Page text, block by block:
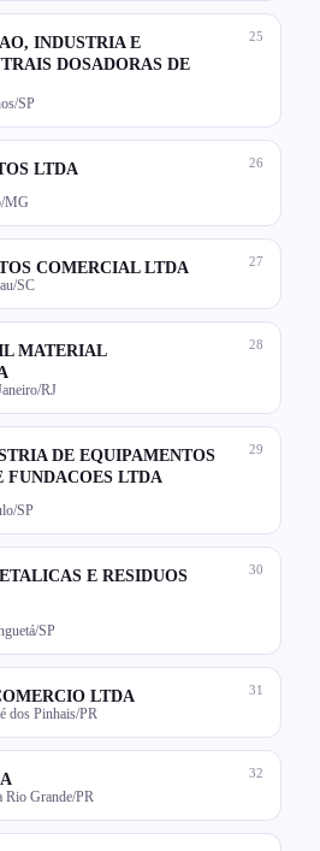
25
INDUSTRIA E
DOSADORAS DE
SP
26
LTDA
MG
27
COMERCIAL LTDA
SC
28
MATERIAL
RJ
29
DE EQUIPAMENTOS
FUNDACOES LTDA
SP
30
E RESIDUOS
SP
31
LTDA
dos Pinhais/PR
32
Rio Grande/PR